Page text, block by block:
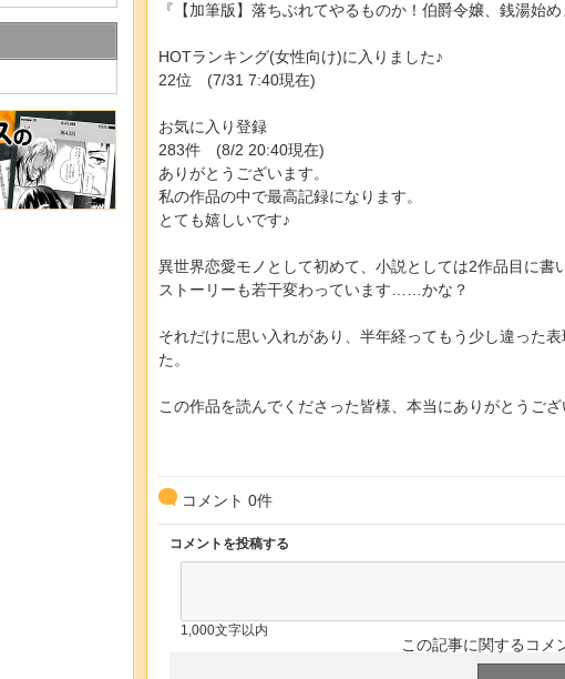
『【加筆版】落ちぶれてやるものか！伯爵令嬢、銭湯始め
HOTランキング(女性向け)に入りました♪
22位 (7/31 7:40現在)
お気に入り登録
283件 (8/2 20:40現在)
ありがとうございます。
私の作品の中で最高記録になります。
とても嬉しいです♪
異世界恋愛モノとして初めて、小説としては2作品目に書
ストーリーも若干変わっています……かな？
それだけに思い入れがあり、半年経ってもう少し違った
た。
この作品を読んでくださった皆様、本当にありがとうござ
コメント 0件
コメントを投稿する
1,000文字以内
この記事に関するコメ